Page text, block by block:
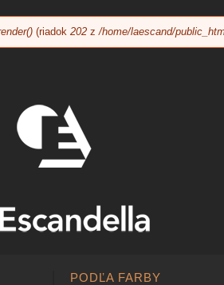
(riadok 202 z /home/laescand/
PODĽA FARBY